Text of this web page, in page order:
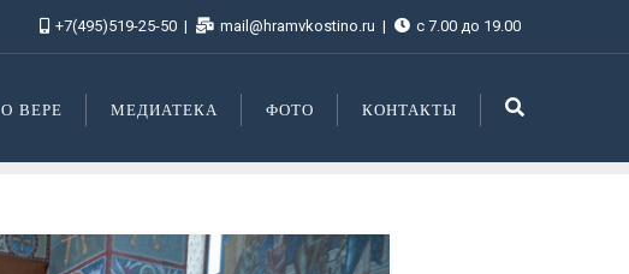
+7(495)519-25-50 mail@hramvkostino.ru с 7.00 до 19.00
О ВЕРЕ МЕДИАТЕКА ФОТО КОНТАКТЫ